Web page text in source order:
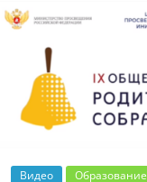
Видео Образование